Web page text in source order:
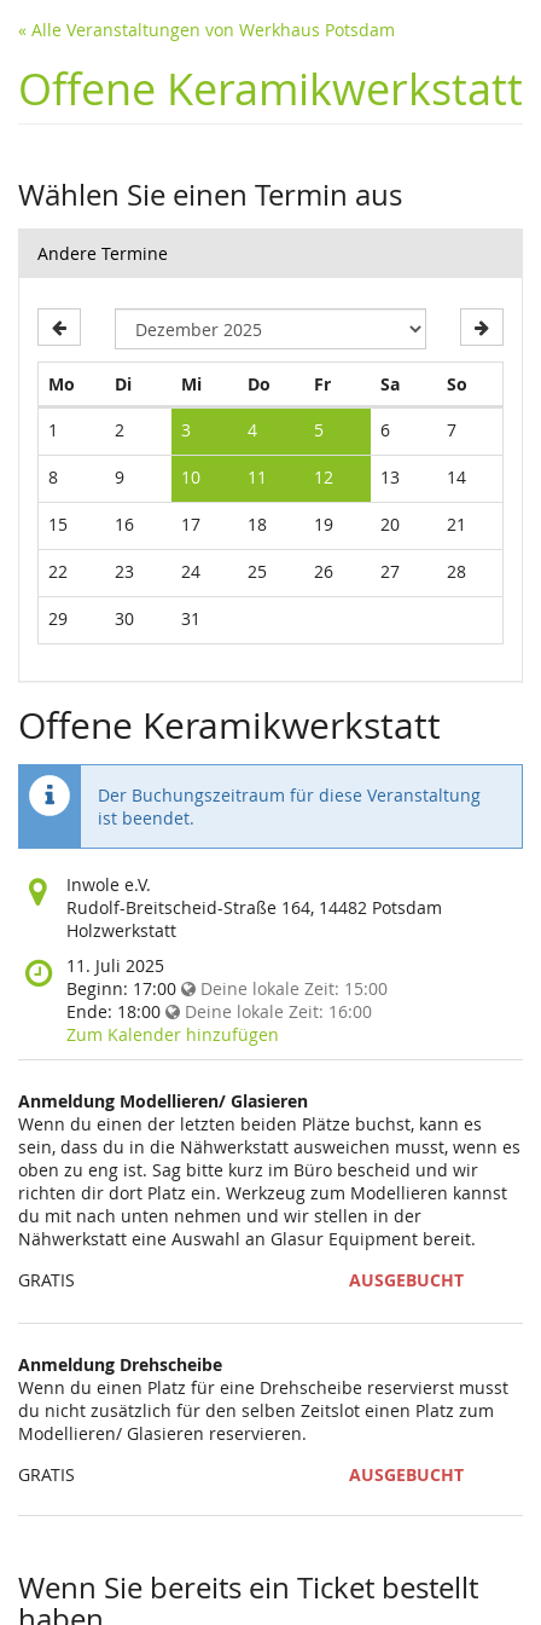
« Alle Veranstaltungen von Werkhaus Potsdam
Offene Keramikwerkstatt
Wählen Sie einen Termin aus
Andere Termine
Mo Montag
DiDienstag
MiMittwoch
Do Donnerstag
FrFreitagSaSamstag
So
1 2 3 4 5 6 7
8 9 10 11 12 13 14
15 16 17 18 19 20 21
22 23 24 25 26 27 28
29 30 31
Offene Keramikwerkstatt
Der Buchungszeitraum für diese Veranstaltung
ist beendet.
Wo
findet
diese
statt?
Inwole e.V.
Rudolf-Breitscheid-Straße 164, 14482 Potsdam
Holzwerkstatt
Wann
findet
diese
Veranstaltung
statt?
11. Juli 2025
Beginn: 17:00 Deine lokale Zeit: 15:00
Ende: 18:00 Deine lokale Zeit: 16:00
Zum Kalender hinzufügen
Anmeldung Modellieren/ Glasieren
Wenn du einen der letzten beiden Plätze buchst, kann es
sein, dass du in die Nähwerkstatt ausweichen musst, wenn es
oben zu eng ist. Sag bitte kurz im Büro bescheid und wir
richten dir dort Platz ein. Werkzeug zum Modellieren kannst
du mit nach unten nehmen und wir stellen in der
Nähwerkstatt eine Auswahl an Glasur Equipment bereit.
GRATIS
AUSGEBUCHT
Anmeldung Drehscheibe
Wenn du einen Platz für eine Drehscheibe reservierst musst
du nicht zusätzlich für den selben Zeitslot einen Platz zum
Modellieren/ Glasieren reservieren.
GRATIS
AUSGEBUCHT
Wenn Sie bereits ein Ticket bestellt